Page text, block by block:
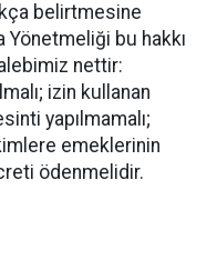
belirtmesine
bu hakkı
nettir:
izin kullanan
yapılmamalı;
emeklerinin
ödenmelidir.